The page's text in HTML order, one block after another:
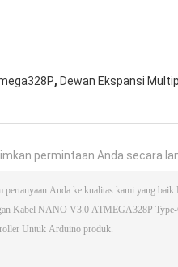
, Dewan Ekspansi
permintaan Anda secara